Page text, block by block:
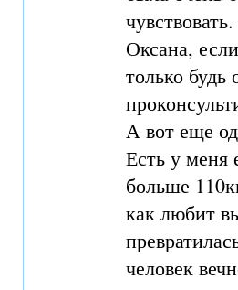
чувствовать.
Оксана,
только будь
А вот еще
Есть у меня
больше
как любит
человек